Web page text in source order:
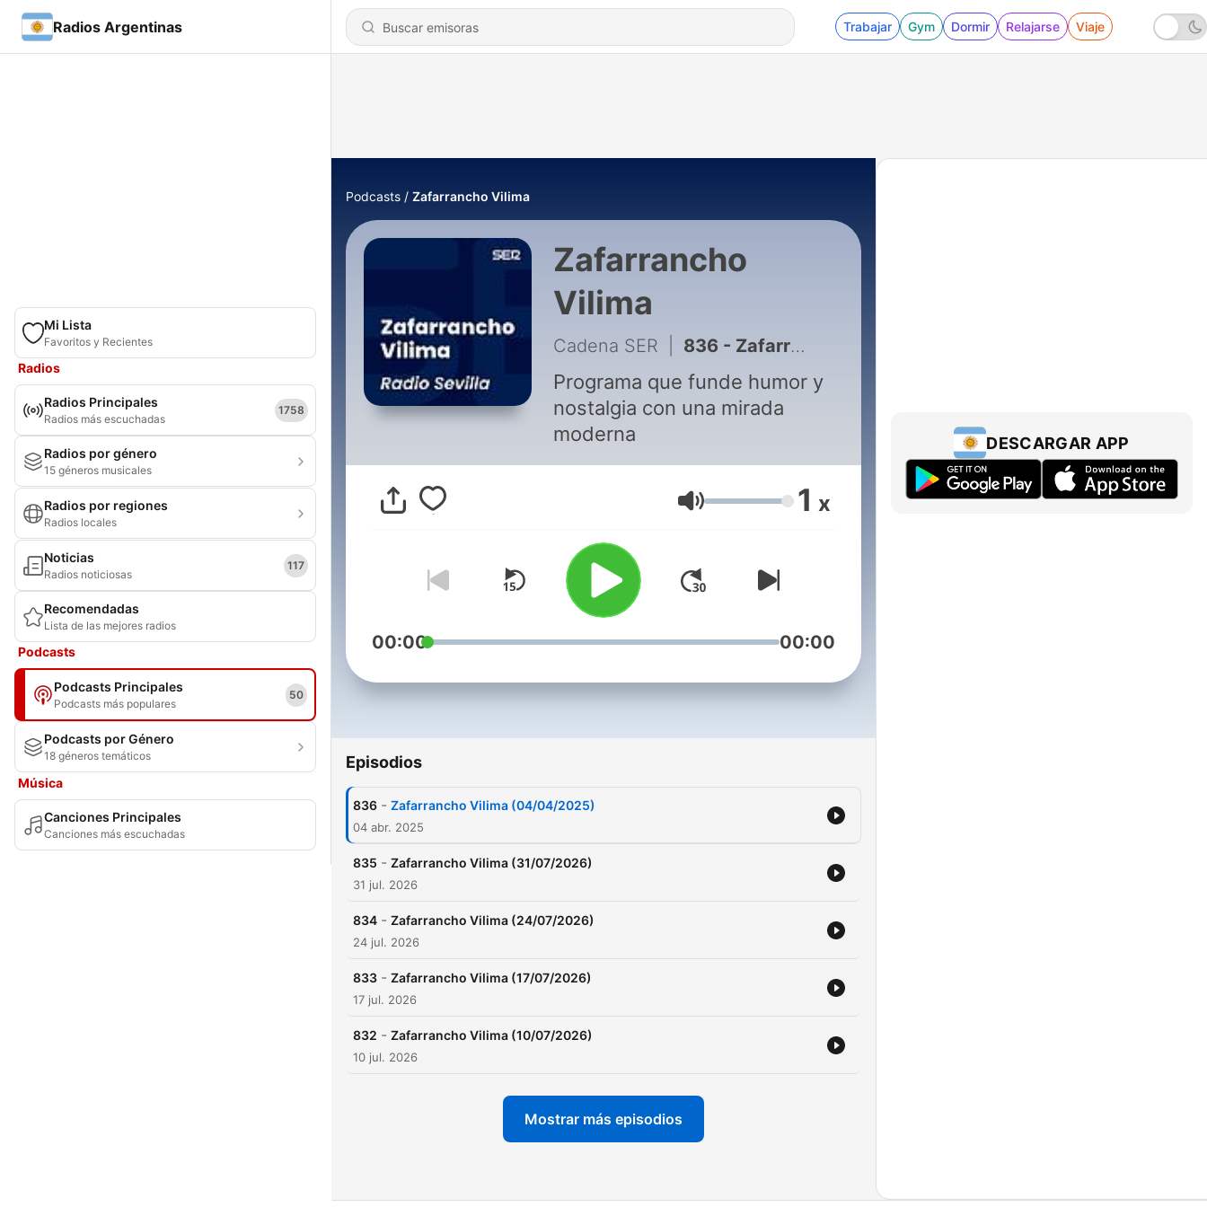
Radios Argentinas Trabajar Gym Dormir Relajarse Viaje
Mi Lista
Favoritos y Recientes
Radios
Radios Principales
Radios más escuchadas
1758
Radios por género
15 géneros musicales
Radios por regiones
Radios locales
Noticias
Radios noticiosas
117
Recomendadas
Lista de las mejores radios
Podcasts
Podcasts Principales
Podcasts más populares
50
Podcasts por Género
18 géneros temáticos
Música
Canciones Principales
Canciones más escuchadas
Podcasts Zafarrancho Vilima
Zafarrancho
Vilima
Cadena SER 836 - Zafarrancho Vilima (04/04/2025)
Programa que funde humor y
nostalgia con una mirada
moderna
Volumen 1 x
00:00 00:00
Episodios
836 - Zafarrancho Vilima (04/04/2025)
04 abr. 2025
835 - Zafarrancho Vilima (31/07/2026)
31 jul. 2026
834 - Zafarrancho Vilima (24/07/2026)
24 jul. 2026
833 - Zafarrancho Vilima (17/07/2026)
17 jul. 2026
832 - Zafarrancho Vilima (10/07/2026)
10 jul. 2026
Mostrar más episodios
DESCARGAR APP